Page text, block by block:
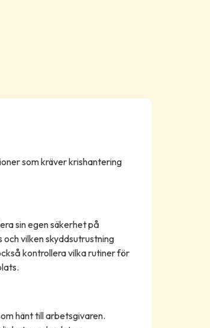
som kräver krishantering
sin egen säkerhet på
vilken skyddsutrustning
kontrollera vilka rutiner för
hänt till arbetsgivaren.